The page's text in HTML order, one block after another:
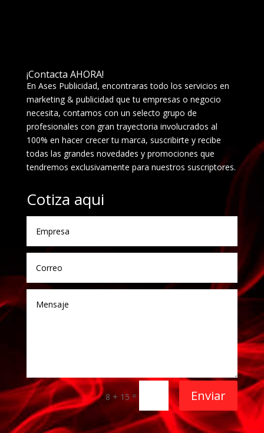
¡Contacta AHORA!
En Ases Publicidad, encontraras todo los servicios en
marketing & publicidad que tu empresas o negocio
necesita, contamos con un selecto grupo de
profesionales con gran trayectoria involucrados al
100% en hacer crecer tu marca, suscribirte y recibe
todas las grandes novedades y promociones que
tendremos exclusivamente para nuestros suscriptores.
Cotiza aqui
8 + 15 = Enviar